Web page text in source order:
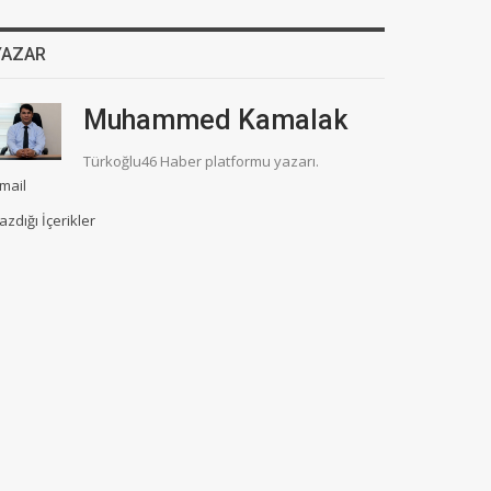
Muhammed Kamalak
Türkoğlu46 Haber platformu yazarı.
İçerikler